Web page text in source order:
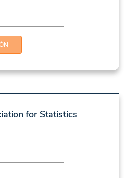
for Statistics